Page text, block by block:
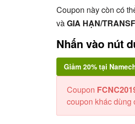
Coupon này còn có
vàGIA HẠN/
Nhấn vào nút
Giảm 20% tại
Coupon
coupon khác